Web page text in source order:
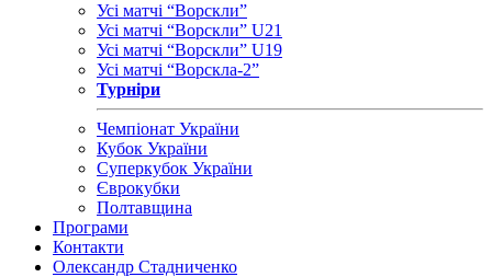
Усі матчі “Ворскли”
Усі матчі “Ворскли” U21
Усі матчі “Ворскли” U19
Усі матчі “Ворскла-2”
Турніри
Чемпіонат України
Кубок України
Суперкубок України
Єврокубки
Полтавщина
Програми
Контакти
Олександр Стадниченко